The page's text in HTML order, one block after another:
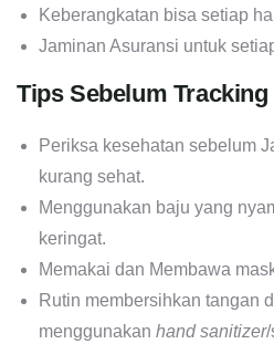
Keberangkatan bisa setiap
Jaminan Asuransi untuk
Tips Sebelum Tracking
Periksa kesehatan sebelum
kurang sehat.
Menggunakan baju yang
keringat.
Memakai dan Membawa
Rutin membersihkan tangan
menggunakan hand sanitizer/